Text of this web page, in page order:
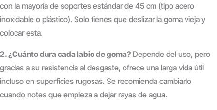
con la mayoría de soportes estándar de 45 cm (tipo acero
inoxidable o plástico). Solo tienes que deslizar la goma vieja y
colocar esta.
2. ¿Cuánto dura cada labio de goma? Depende del uso, pero
gracias a su resistencia al desgaste, ofrece una larga vida útil
incluso en superficies rugosas. Se recomienda cambiarlo
cuando notes que empieza a dejar rayas de agua.